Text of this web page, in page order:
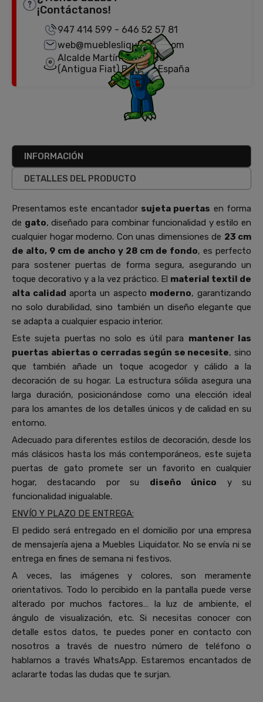
¡Contáctanos!
947 414 599 - 646 52 57 81
web@mueblesliquidator.com
Alcalde Martín Cobos, 18
(Antigua Fiat) Burgos, España
INFORMACIÓN
DETALLES DEL PRODUCTO
Presentamos este encantador sujeta puertas en forma
de gato, diseñado para combinar funcionalidad y estilo en
cualquier hogar moderno. Con unas dimensiones de 23 cm
de alto, 9 cm de ancho y 28 cm de fondo, es perfecto
para sostener puertas de forma segura, asegurando un
toque decorativo y a la vez práctico. El material textil de
alta calidad aporta un aspecto moderno, garantizando
no solo durabilidad, sino también un diseño elegante que
se adapta a cualquier espacio interior.
Este sujeta puertas no solo es útil para mantener las
puertas abiertas o cerradas según se necesite, sino
que también añade un toque acogedor y cálido a la
decoración de su hogar. La estructura sólida asegura una
larga duración, posicionándose como una elección ideal
para los amantes de los detalles únicos y de calidad en su
entorno.
Adecuado para diferentes estilos de decoración, desde los
más clásicos hasta los más contemporáneos, este sujeta
puertas de gato promete ser un favorito en cualquier
hogar, destacando por su diseño único y su
funcionalidad inigualable.
ENVÍO Y PLAZO DE ENTREGA:
El pedido será entregado en el domicilio por una empresa
de mensajería ajena a Muebles Liquidator. No se envía ni se
entrega en fines de semana ni festivos.
A veces, las imágenes y colores, son meramente
orientativos. Todo lo percibido en la pantalla puede verse
alterado por muchos factores… la luz de ambiente, el
ángulo de visualización, etc. Si necesitas conocer con
detalle estos datos, te puedes poner en contacto con
nosotros a través de nuestro número de teléfono o
hablarnos a través WhatsApp. Estaremos encantados de
aclararte todas las dudas que te surjan.